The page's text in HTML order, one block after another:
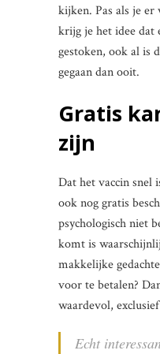
kijken. Pas als je
krijg je het idee dat
gestoken, ook al is
gegaan dan ooit.
Gratis
zijn
Dat het vaccin snel
ook nog gratis
psychologisch niet
komt is
makkelijke
voor te betalen?
waardevol,
Echt